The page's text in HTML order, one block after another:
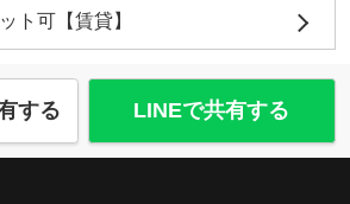
ト可【賃貸】
する LINEで共有する